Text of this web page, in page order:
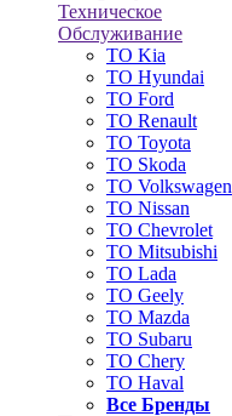
Техническое
Обслуживание
ТО Kia
ТО Hyundai
ТО Ford
ТО Renault
ТО Toyota
ТО Skoda
ТО Volkswagen
ТО Nissan
ТО Chevrolet
ТО Mitsubishi
ТО Lada
ТО Geely
ТО Mazda
ТО Subaru
ТО Chery
ТО Haval
Все Бренды